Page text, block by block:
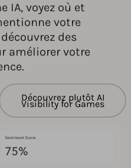
IA, voyez où et
votre
des
améliorer votre
Découvrez plutôt AI
Visibility for Games